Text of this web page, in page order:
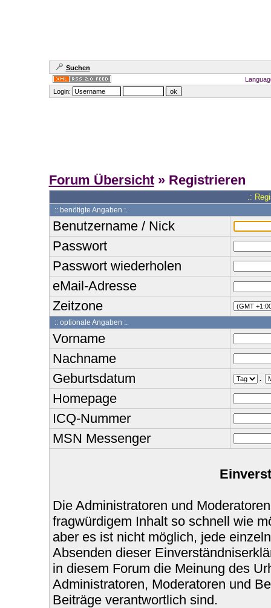
Suchen
Login:
Forum Übersicht» Registrieren
.:
:: benötigte Angaben :.
Benutzername / Nick
Passwort
Passwort wiederholen
eMail-Adresse
Zeitzone
:: optionale Angaben :.
Vorname
Nachname
Geburtsdatum
.
Homepage
ICQ-Nummer
MSN Messenger
Die Administratoren und
fragwürdigem Inhalt so schnell wie
aber es ist nicht möglich, jede
Absenden dieser
in diesem Forum die Meinung des
Administratoren, Moderatoren und
Beiträge verantwortlich sind.